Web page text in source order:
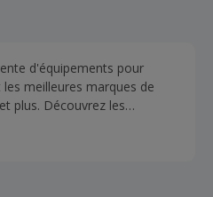
d'équipements pour
meilleures marques de
plus. Découvrez les
au-delà.